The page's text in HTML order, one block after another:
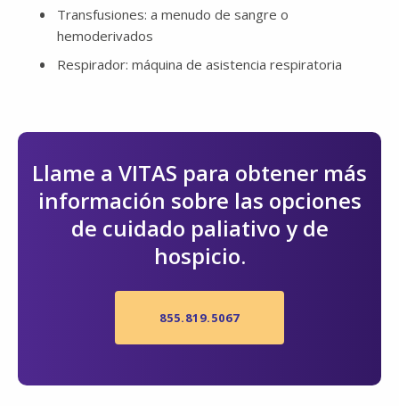
Transfusiones: a menudo de sangre o
hemoderivados
Respirador: máquina de asistencia respiratoria
Llame a VITAS para obtener más
información sobre las opciones
de cuidado paliativo y de
hospicio.
855.819.5067